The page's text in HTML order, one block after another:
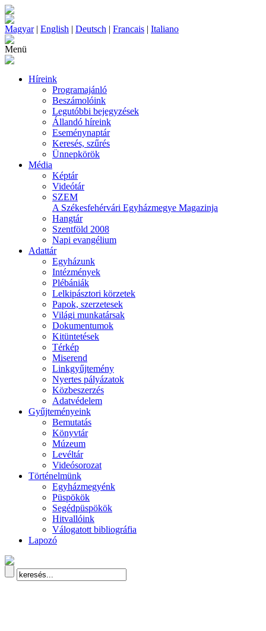
Magyar| English | Deutsch | Francais | Italiano
Menü
Híreink
Programajánló
Beszámolóink
Legutóbbi bejegyzések
Állandó híreink
Eseménynaptár
Keresés, szűrés
Ünnepkörök
Média
Képtár
Videótár
SZEM
A Székesfehérvári Egyházmegye Magazinja
Hangtár
Szentföld 2008
Napi evangélium
Adattár
Egyházunk
Intézmények
Plébániák
Lelkipásztori körzetek
Papok, szerzetesek
Világi munkatársak
Dokumentumok
Kitüntetések
Térkép
Miserend
Linkgyűjtemény
Nyertes pályázatok
Közbeszerzés
Adatvédelem
Gyűjteményeink
Bemutatás
Könyvtár
Múzeum
Levéltár
Videósorozat
Történelmünk
Egyházmegyénk
Püspökök
Segédpüspökök
Hitvallóink
Válogatott bibliográfia
Lapozó